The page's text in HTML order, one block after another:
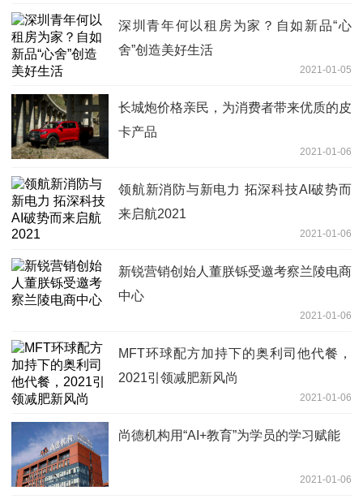
深圳青年何以租房为家？自如新品“心
舍”创造美好生活
2021-01-05
长城炮价格亲民，为消费者带来优质的皮
卡产品
2021-01-06
领航新消防与新电力 拓深科技AI破势而
来启航2021
2021-01-06
新锐营销创始人董朕铄受邀考察兰陵电商
中心
2021-01-06
MFT环球配方加持下的奥利司他代餐，
2021引领减肥新风尚
2021-01-06
尚德机构用“AI+教育”为学员的学习赋能
2021-01-06